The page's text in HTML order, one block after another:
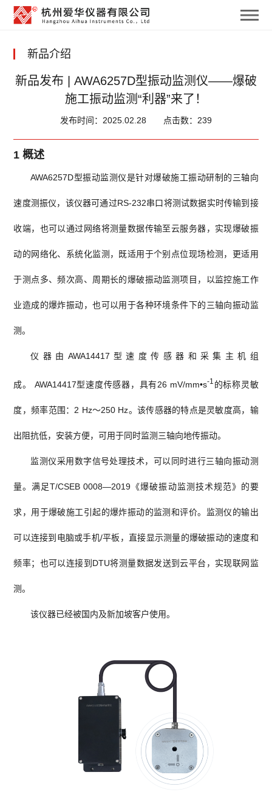
新品介绍
新品发布 | AWA6257D型振动监测仪——爆破
施工振动监测“利器”来了！
发布时间：2025.02.28 点击数：239
1 概述
AWA6257D型振动监测仪是针对爆破施工振动研制的三轴向
速度测振仪，该仪器可通过RS-232串口将测试数据实时传输到接
收端，也可以通过网络将测量数据传输至云服务器，实现爆破振
动的网络化、系统化监测，既适用于个别点位现场检测，更适用
于测点多、频次高、周期长的爆破振动监测项目，以监控施工作
业造成的爆炸振动，也可以用于各种环境条件下的三轴向振动监
测。
仪器由AWA14417型速度传感器和采集主机组
成。 AWA14417型速度传感器，具有26 mV/mm•s-1 的标称灵敏
度，频率范围：2 Hz～250 Hz。该传感器的特点是灵敏度高，输
出阻抗低，安装方便，可用于同时监测三轴向地传振动。
监测仪采用数字信号处理技术，可以同时进行三轴向振动测
量。满足T/CSEB 0008—2019《爆破振动监测技术规范》的要
求，用于爆破施工引起的爆炸振动的监测和评价。监测仪的输出
可以连接到电脑或手机/平板，直接显示测量的爆破振动的速度和
频率；也可以连接到DTU将测量数据发送到云平台，实现联网监
测。
该仪器已经被国内及新加坡客户使用。